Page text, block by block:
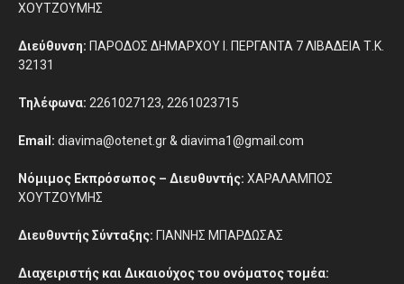
ΧΟΥΤΖΟΥΜΗΣ
Διεύθυνση: ΠΑΡΟΔΟΣ ΔΗΜΑΡΧΟΥ Ι. ΠΕΡΓΑΝΤΑ 7 ΛΙΒΑΔΕΙΑ Τ.Κ.
32131
Τηλέφωνα: 2261027123, 2261023715
Email: diavima@otenet.gr & diavima1@gmail.com
Νόμιμος Εκπρόσωπος – Διευθυντής: ΧΑΡΑΛΑΜΠΟΣ
ΧΟΥΤΖΟΥΜΗΣ
Διευθυντής Σύνταξης: ΓΙΑΝΝΗΣ ΜΠΑΡΔΩΣΑΣ
Διαχειριστής και Δικαιούχος του ονόματος τομέα: